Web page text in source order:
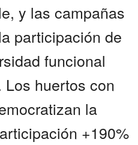
y las campañas
participación de
funcional
Los huertos con
la
+190%